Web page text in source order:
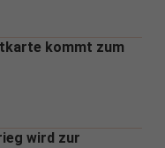
kommt zum
wird zur